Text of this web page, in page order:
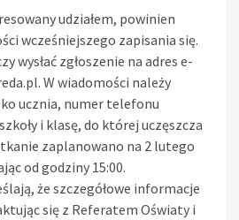
udziałem, powinien
wcześniejszego zapisania się.
wysłać zgłoszenie na adres e-
. W wiadomości należy
ucznia, numer telefonu
i klasę, do której uczęszcza
zaplanowano na 2 lutego
od godziny 15:00.
że szczegółowe informacje
się z Referatem Oświaty i